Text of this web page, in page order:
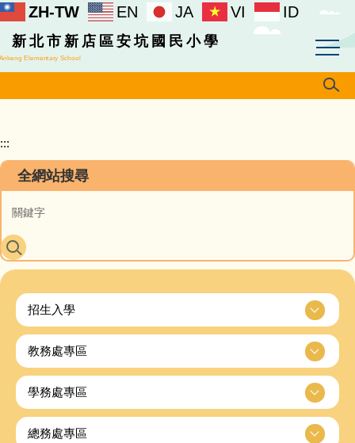
跳
主
要
容
ZH-TW EN JA VI ID
新北市新店區安坑國民小學
Elementary School
:::
全網站搜尋
招生入學
教務處專區
學務處專區
總務處專區